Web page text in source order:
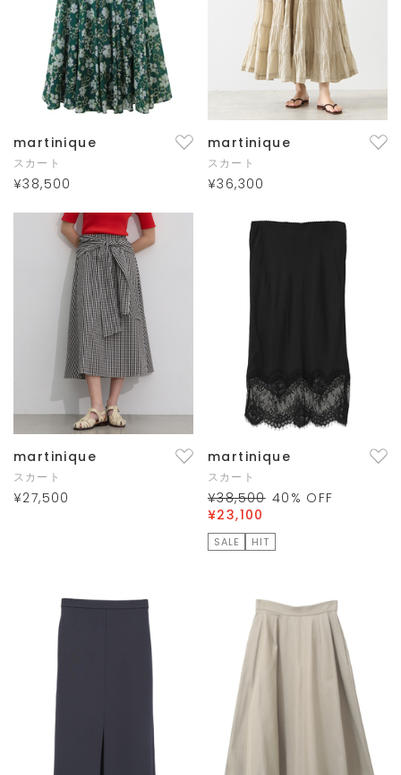
martinique
スカート
¥38,500
martinique
スカート
¥36,300
martinique
スカート
¥27,500
martinique
スカート
¥38,500 40 % OFF
¥23,100
SALE HIT